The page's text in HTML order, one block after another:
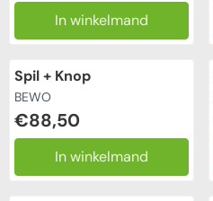
In winkelmand
Spil + Knop
Merk:
BEWO
Prijs: 88,50
€88,50
In winkelmand